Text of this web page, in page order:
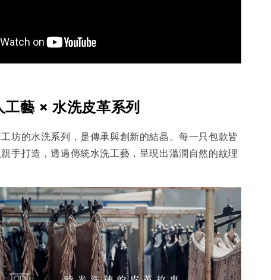
工藝 × 水洗皮革系列
坊的水洗系列，是傳承與創新的結晶。每一只包款皆
手打造，透過傳統水洗工藝，呈現出溫潤自然的紋理